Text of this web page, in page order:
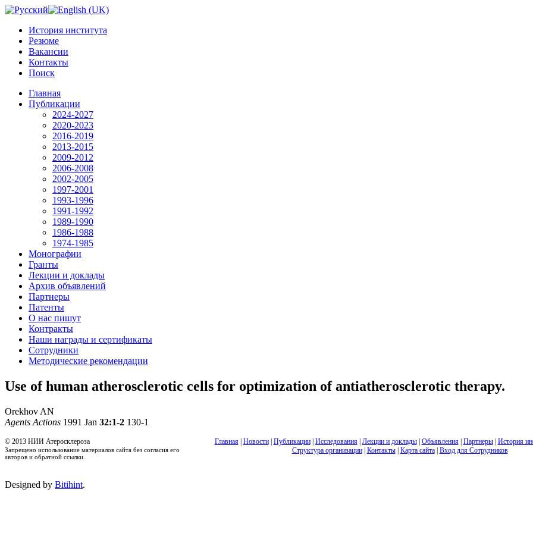
История института
Резюме
Вакансии
Контакты
Поиск
Главная
Публикации
2024-2027
2020-2023
2016-2019
2013-2015
2009-2012
2006-2008
2002-2005
1997-2001
1993-1996
1991-1992
1989-1990
1986-1988
1974-1985
Монографии
Гранты
Лекции и доклады
Архив объявлений
Партнеры
Патенты
О нас пишут
Контракты
Наши награды и сертификаты
Сотрудники
Методические рекомендации
Use of human atherosclerotic cells for optimization of antiatherosclerotic therapy.
Orekhov AN
Agents Actions 1991 Jan 32:1-2 130-1
© 2013 НИИ Атеросклероза
Запрещено использование материалов сайта без согласия его
авторов и обратной ссылки.
Главная| Новости| Публикации| Исследования| Лекции и доклады| Объявления| Партнеры| История
Структура организации| Контакты| Карта сайта| Вход для Сотрудников
Designed by Bitihint.